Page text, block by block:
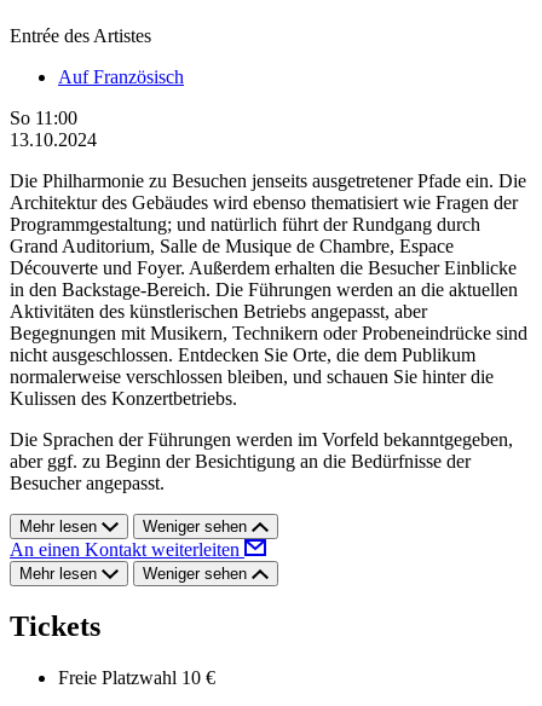
Entrée des Artistes
Auf Französisch
So 11:00
13.10.2024
Die Philharmonie zu Besuchen jenseits ausgetretener Pfade ein. Die
Architektur des Gebäudes wird ebenso thematisiert wie Fragen der
Programmgestaltung; und natürlich führt der Rundgang durch
Grand Auditorium, Salle de Musique de Chambre, Espace
Découverte und Foyer. Außerdem erhalten die Besucher Einblicke
in den Backstage-Bereich. Die Führungen werden an die aktuellen
Aktivitäten des künstlerischen Betriebs angepasst, aber
Begegnungen mit Musikern, Technikern oder Probeneindrücke sind
nicht ausgeschlossen. Entdecken Sie Orte, die dem Publikum
normalerweise verschlossen bleiben, und schauen Sie hinter die
Kulissen des Konzertbetriebs.
Die Sprachen der Führungen werden im Vorfeld bekanntgegeben,
aber ggf. zu Beginn der Besichtigung an die Bedürfnisse der
Besucher angepasst.
Mehr lesen Weniger sehen
An einen Kontakt weiterleiten
Mehr lesen Weniger sehen
Tickets
Freie Platzwahl 10 €